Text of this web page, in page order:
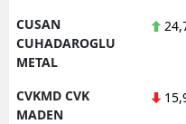
CUSAN
CUHADAROGLU
METAL
CVKMD CVK
MADEN